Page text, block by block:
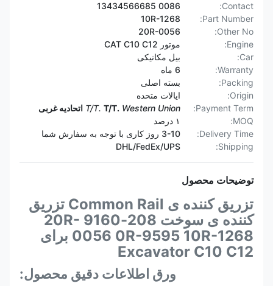
Contact:
0086 13434566685
Part Number:
10R-1268
Other No:
20R-0056
Engine:
موتور CAT C10 C12
Car:
بیل مکانیکی
Warranty:
6 ماه
Packing:
بسته اصلی
Origin:
ایالات متحده
Payment Term:
T/T. T/T. Western Union
اتحادیه غربی
MOQ:
۱ درصد
Delivery Time:
3-10 روز کاری با توجه به سفارش شما
Shipping:
DHL/FedEx/UPS
توضیحات محصول
تزریق کننده ی Common Rail تزریق
کننده ی سوخت 208-9160 20R-
0056 0R-9595 10R-1268 برای
Excavator C10 C12
ورق اطلاعات دقیق محصول: